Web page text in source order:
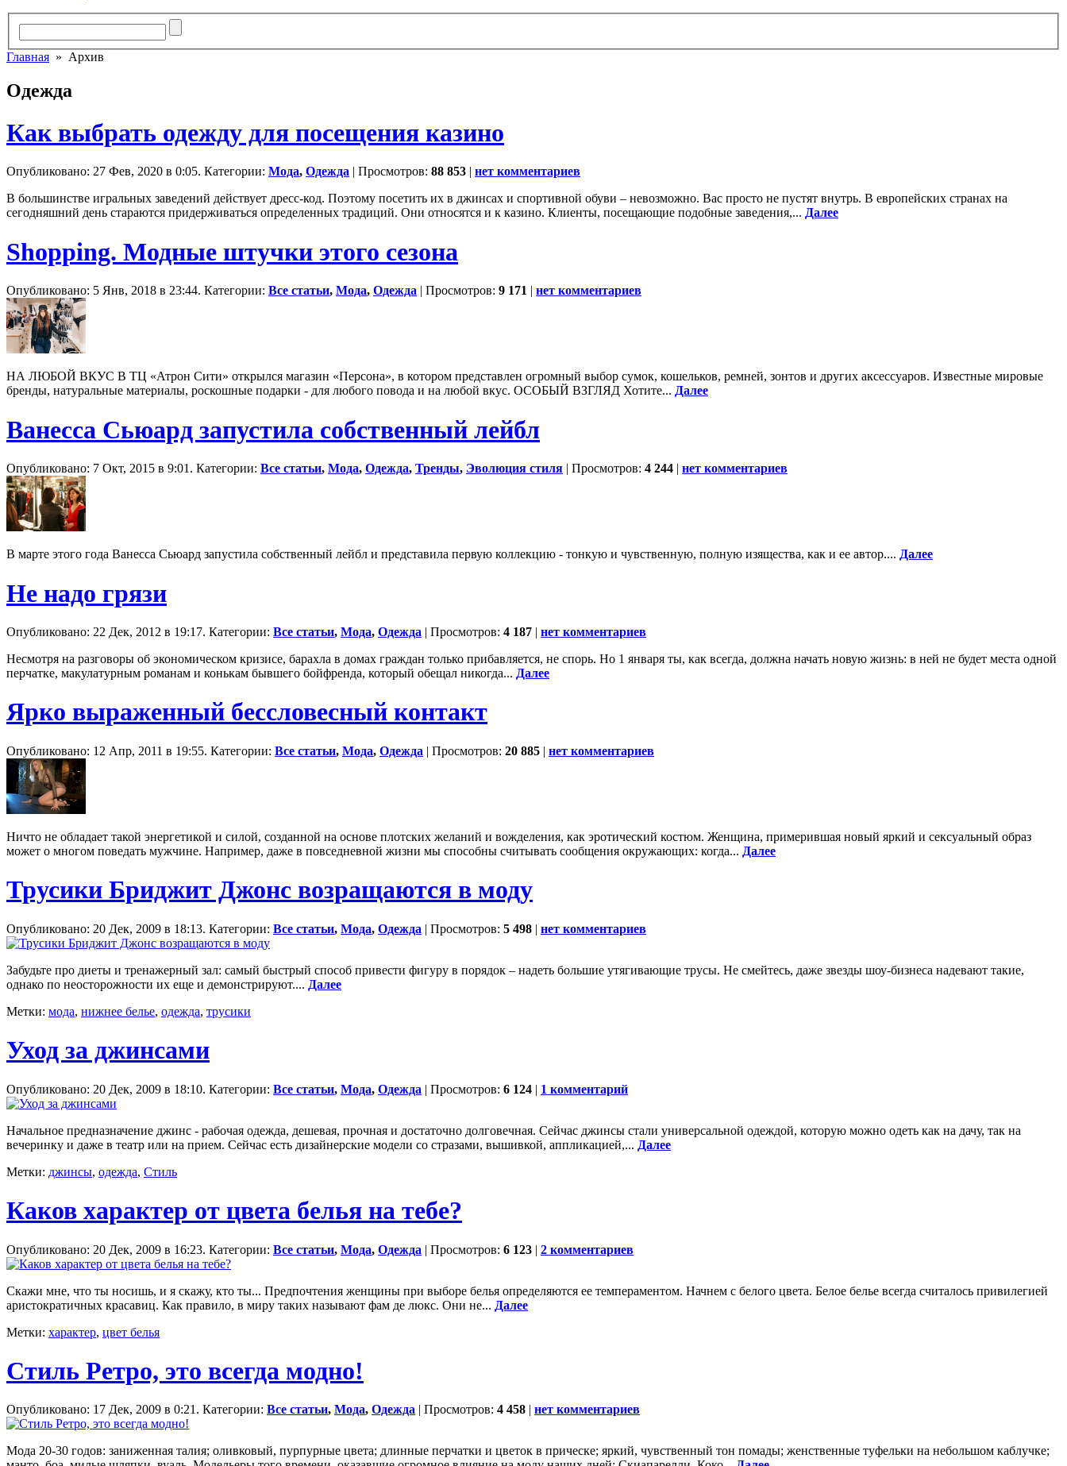
Главная » Архив
Одежда
Как выбрать одежду для посещения казино
Опубликовано: 27 Фев, 2020 в 0:05. Категории: Мода, Одежда | Просмотров: 88 853 | нет комментариев
В большинстве игральных заведений действует дресс-код. Поэтому посетить их в джинсах и спортивной обуви – невозможно. Вас просто не пустят внутрь. В европейских странах на
сегодняшний день стараются придерживаться определенных традиций. Они относятся и к казино. Клиенты, посещающие подобные заведения,... Далее
Shopping. Модные штучки этого сезона
Опубликовано: 5 Янв, 2018 в 23:44. Категории: Все статьи, Мода, Одежда | Просмотров: 9 171 | нет комментариев
НА ЛЮБОЙ ВКУС В ТЦ «Атрон Сити» открылся магазин «Персона», в котором представлен огромный выбор сумок, кошельков, ремней, зонтов и других аксессуаров. Известные мировые
бренды, натуральные материалы, роскошные подарки - для любого повода и на любой вкус. ОСОБЫЙ ВЗГЛЯД Хотите... Далее
Ванесса Сьюард запустила собственный лейбл
Опубликовано: 7 Окт, 2015 в 9:01. Категории: Все статьи, Мода, Одежда, Тренды, Эволюция стиля | Просмотров: 4 244 | нет комментариев
В марте этого года Ванесса Сьюард запустила собственный лейбл и представила первую коллекцию - тонкую и чувственную, полную изящества, как и ее автор.... Далее
Не надо грязи
Опубликовано: 22 Дек, 2012 в 19:17. Категории: Все статьи, Мода, Одежда | Просмотров: 4 187 | нет комментариев
Несмотря на разговоры об экономическом кризисе, барахла в домах граждан только прибавляется, не спорь. Но 1 января ты, как всегда, должна начать новую жизнь: в ней не будет места одной
перчатке, макулатурным романам и конькам бывшего бойфренда, который обещал никогда... Далее
Ярко выраженный бессловесный контакт
Опубликовано: 12 Апр, 2011 в 19:55. Категории: Все статьи, Мода, Одежда | Просмотров: 20 885 | нет комментариев
Ничто не обладает такой энергетикой и силой, созданной на основе плотских желаний и вожделения, как эротический костюм. Женщина, примерившая новый яркий и сексуальный образ
может о многом поведать мужчине. Например, даже в повседневной жизни мы способны считывать сообщения окружающих: когда... Далее
Трусики Бриджит Джонс возращаются в моду
Опубликовано: 20 Дек, 2009 в 18:13. Категории: Все статьи, Мода, Одежда | Просмотров: 5 498 | нет комментариев
Забудьте про диеты и тренажерный зал: самый быстрый способ привести фигуру в порядок – надеть большие утягивающие трусы. Не смейтесь, даже звезды шоу-бизнеса надевают такие,
однако по неосторожности их еще и демонстрируют.... Далее
Метки: мода, нижнее белье, одежда, трусики
Уход за джинсами
Опубликовано: 20 Дек, 2009 в 18:10. Категории: Все статьи, Мода, Одежда | Просмотров: 6 124 | 1 комментарий
Начальное предназначение джинс - рабочая одежда, дешевая, прочная и достаточно долговечная. Сейчас джинсы стали универсальной одеждой, которую можно одеть как на дачу, так на
вечеринку и даже в театр или на прием. Сейчас есть дизайнерские модели со стразами, вышивкой, аппликацией,... Далее
Метки: джинсы, одежда, Стиль
Каков характер от цвета белья на тебе?
Опубликовано: 20 Дек, 2009 в 16:23. Категории: Все статьи, Мода, Одежда | Просмотров: 6 123 | 2 комментариев
Скажи мне, что ты носишь, и я скажу, кто ты... Предпочтения женщины при выборе белья определяются ее темпераментом. Начнем с белого цвета. Белое белье всегда считалось привилегией
аристократичных красавиц. Как правило, в миру таких называют фам де люкс. Они не... Далее
Метки: характер, цвет белья
Стиль Ретро, это всегда модно!
Опубликовано: 17 Дек, 2009 в 0:21. Категории: Все статьи, Мода, Одежда | Просмотров: 4 458 | нет комментариев
Мода 20-30 годов: заниженная талия; оливковый, пурпурные цвета; длинные перчатки и цветок в прическе; яркий, чувственный тон помады; женственные туфельки на небольшом каблучке;